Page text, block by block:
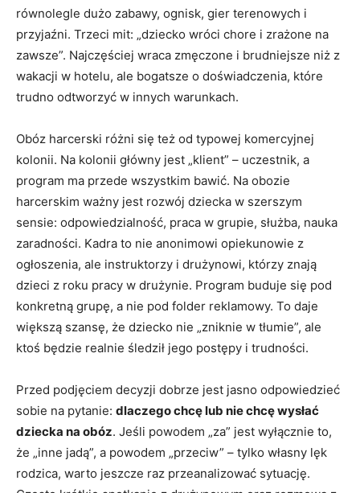
równolegle dużo zabawy, ognisk, gier terenowych i
przyjaźni. Trzeci mit: „dziecko wróci chore i zrażone na
zawsze”. Najczęściej wraca zmęczone i brudniejsze niż z
wakacji w hotelu, ale bogatsze o doświadczenia, które
trudno odtworzyć w innych warunkach.
Obóz harcerski różni się też od typowej komercyjnej
kolonii. Na kolonii główny jest „klient” – uczestnik, a
program ma przede wszystkim bawić. Na obozie
harcerskim ważny jest rozwój dziecka w szerszym
sensie: odpowiedzialność, praca w grupie, służba, nauka
zaradności. Kadra to nie anonimowi opiekunowie z
ogłoszenia, ale instruktorzy i drużynowi, którzy znają
dzieci z roku pracy w drużynie. Program buduje się pod
konkretną grupę, a nie pod folder reklamowy. To daje
większą szansę, że dziecko nie „zniknie w tłumie”, ale
ktoś będzie realnie śledził jego postępy i trudności.
Przed podjęciem decyzji dobrze jest jasno odpowiedzieć
sobie na pytanie: dlaczego chcę lub nie chcę wysłać
dziecka na obóz. Jeśli powodem „za” jest wyłącznie to,
że „inne jadą”, a powodem „przeciw” – tylko własny lęk
rodzica, warto jeszcze raz przeanalizować sytuację.